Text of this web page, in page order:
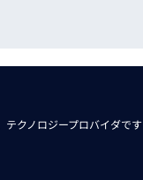
テクノロジープロバイダです